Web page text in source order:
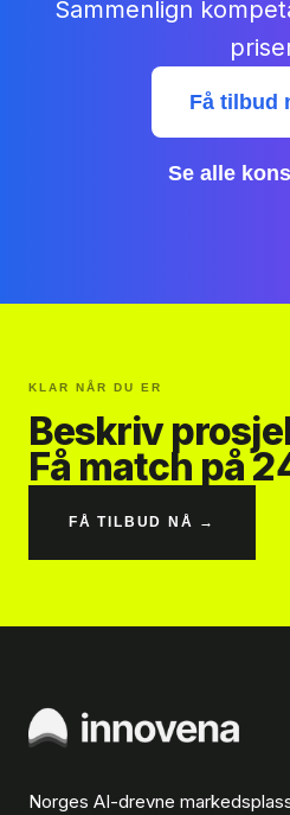
Sammenlign
Få tilbud
Se alle
KLAR NÅR DU ER
Beskriv
Få match på
FÅ TILBUD NÅ →
Norges AI-drevne